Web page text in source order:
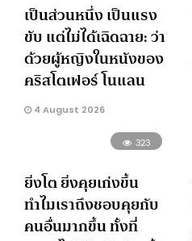
เป็นส่วนหนึ่ง เป็นแรง
ขับ แต่ไม่ได้เฉิดฉาย: ว่า
ด้วยผู้หญิงในหนังของ
คริสโตเฟอร์ โนแลน
4 August 2026
323
ยิ่งโต ยิ่งคุยเก่งขึ้น
ทำไมเราถึงชอบคุยกับ
คนอื่นมากขึ้น ทั้งที่